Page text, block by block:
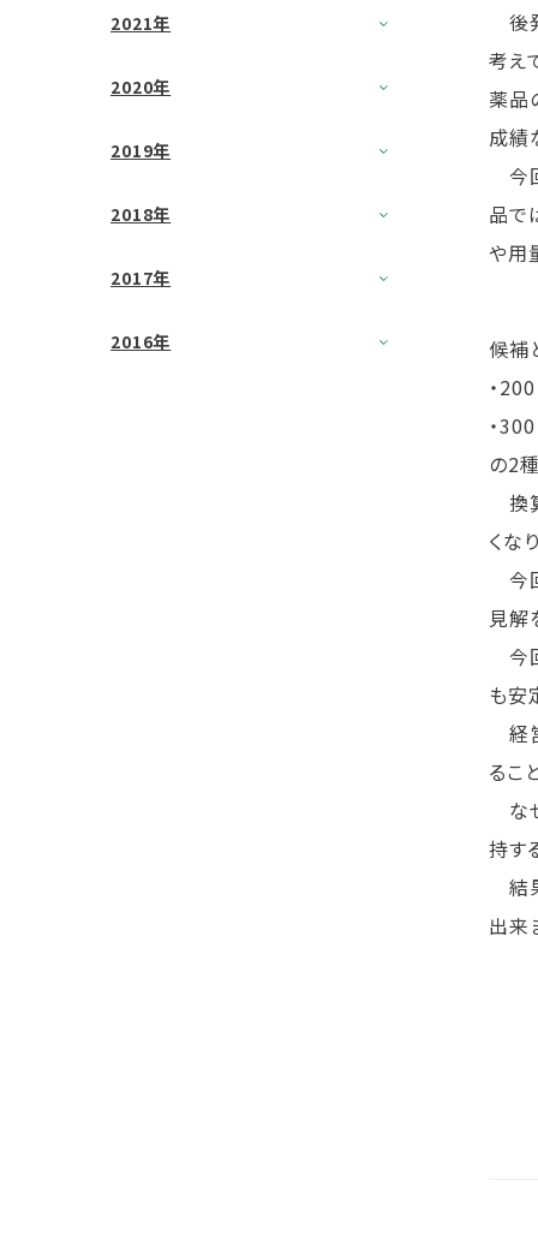
2021年
2020年
2019年
2018年
2017年
2016年
後
考え
薬品
成績
今
品で
や用
候補
・
・
の2
換
くな
今
見解
今
も安
経
るこ
な
持す
結
出来